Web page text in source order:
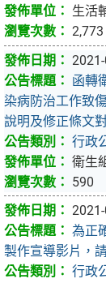
生活
2,773
函轉
染病防治工作致
說明及修正條文
行政
衛生
590
為正
製作宣導影片，
行政